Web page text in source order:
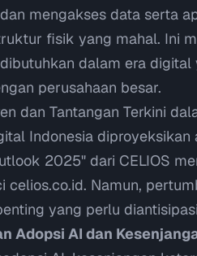
mengakses data serta
fisik yang mahal. Ini
dalam era
perusahaan besar.
dan Tantangan Terkini
Indonesia
2025" dari CELIOS
celios.co.id. Namun,
yang perlu
Adopsi AI dan